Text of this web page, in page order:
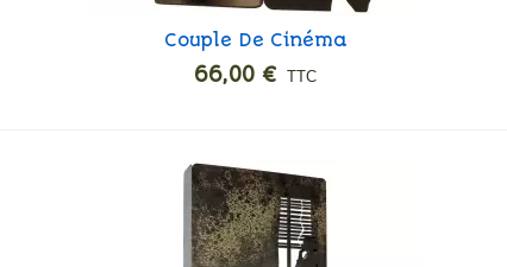
Ajouter
Couple De Cinéma
66,00 € TTC